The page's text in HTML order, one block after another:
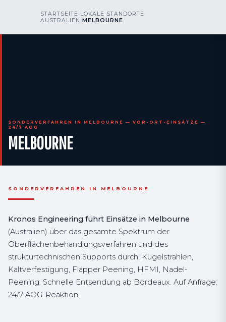
nos
engineering
RUFEN SIE UNS AN AOG 24/7
SONDERVERFAHREN IN MELBOURNE — VOR-ORT-EINSÄTZE —
24/7 AOG
MELBOURNE
STARTSEITE LOKALE STANDORTE
AUSTRALIEN MELBOURNE
SONDERVERFAHREN IN MELBOURNE
Kronos Engineering führt Einsätze in Melbourne
(Australien) über das gesamte Spektrum der
Oberflächenbehandlungsverfahren und des
strukturtechnischen Supports durch. Kugelstrahlen,
Kaltverfestigung, Flapper Peening, HFMI, Nadel-
Peening. Schnelle Entsendung ab Bordeaux. Auf Anfrage:
24/7 AOG-Reaktion.